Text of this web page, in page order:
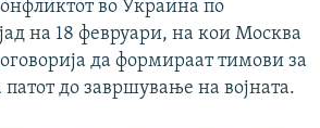
во Украина по
на 18 февруари, на кои Москва
да формираат тимови за
патот до завршување на војната.